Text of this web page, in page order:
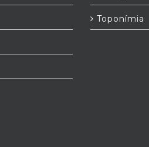
Toponímia